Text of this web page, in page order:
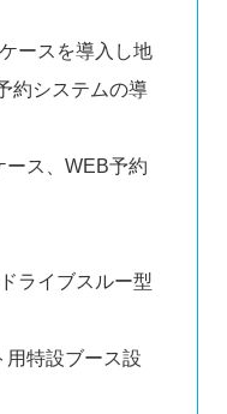
ースを導入し地
約システムの導
ース、WEB予約
ライブスルー型
用特設ブース設